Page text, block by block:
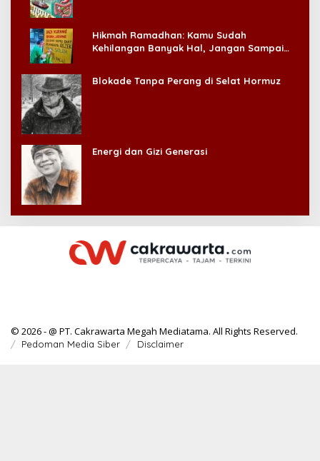
Hikmah Ramadhan: Kamu Sudah
Kehilangan Banyak Hal, Jangan Sampai
Blokade Tanpa Perang di Selat Hormuz
Energi dan Gizi Generasi
© 2026 - @ PT. Cakrawarta Megah Mediatama. All Rights Reserved.
Pedoman Media Siber Disclaimer